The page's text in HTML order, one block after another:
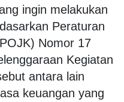
ingin melakukan
Peraturan
Nomor 17
Kegiatan
antara lain
keuangan yang